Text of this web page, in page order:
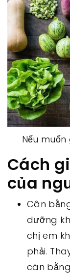
Nếu
Cách
của
Cân
dưỡng
chị em
phải.
cân